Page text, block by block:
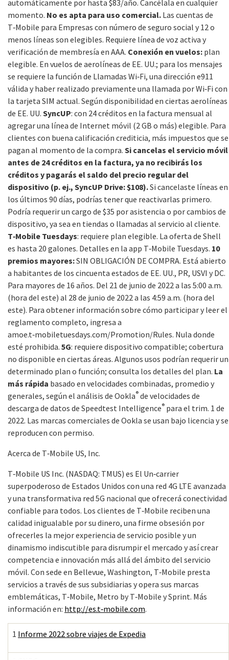
automáticamente por hasta $83/año. Cancélala en cualquier
momento. No es apta para uso comercial. Las cuentas de
T‑Mobile para Empresas con número de seguro social y 12 o
menos líneas son elegibles. Requiere línea de voz activa y
verificación de membresía en AAA. Conexión en vuelos: plan
elegible. En vuelos de aerolíneas de EE. UU.; para los mensajes
se requiere la función de Llamadas Wi‑Fi, una dirección e911
válida y haber realizado previamente una llamada por Wi‑Fi con
la tarjeta SIM actual. Según disponibilidad en ciertas aerolíneas
de EE. UU. SyncUP: con 24 créditos en la factura mensual al
agregar una línea de Internet móvil (2 GB o más) elegible. Para
clientes con buena calificación crediticia, más impuestos que se
pagan al momento de la compra. Si cancelas el servicio móvil
antes de 24 créditos en la factura, ya no recibirás los
créditos y pagarás el saldo del precio regular del
dispositivo (p. ej., SyncUP Drive: $108).Si cancelaste líneas en
los últimos 90 días, podrías tener que reactivarlas primero.
Podría requerir un cargo de $35 por asistencia o por cambios de
dispositivo, ya sea en tiendas o llamadas al servicio al cliente.
T‑Mobile Tuesdays: requiere plan elegible. La oferta de Shell
es hasta 20 galones. Detalles en la app T‑Mobile Tuesdays. 10
premios mayores:SIN OBLIGACIÓN DE COMPRA. Está abierto
a habitantes de los cincuenta estados de EE. UU., PR, USVI y DC.
Para mayores de 16 años. Del 21 de junio de 2022 a las 5:00 a.m.
(hora del este) al 28 de junio de 2022 a las 4:59 a.m. (hora del
este). Para obtener información sobre cómo participar y leer el
reglamento completo, ingresa a
amoe.t‑mobiletuesdays.com/Promotion/Rules. Nula donde
esté prohibida. 5G: requiere dispositivo compatible; cobertura
no disponible en ciertas áreas. Algunos usos podrían requerir un
determinado plan o función; consulta los detalles del plan. La
más rápida basado en velocidades combinadas, promedio y
generales, según el análisis de Ookla® de velocidades de
descarga de datos de Speedtest Intelligence® para el trim. 1 de
2022. Las marcas comerciales de Ookla se usan bajo licencia y se
reproducen con permiso.
Acerca de T‑Mobile US, Inc.
T‑Mobile US Inc. (NASDAQ: TMUS) es El Un‑carrier
superpoderoso de Estados Unidos con una red 4G LTE avanzada
y una transformativa red 5G nacional que ofrecerá conectividad
confiable para todos. Los clientes de T‑Mobile reciben una
calidad inigualable por su dinero, una firme obsesión por
ofrecerles la mejor experiencia de servicio posible y un
dinamismo indiscutible para disrumpir el mercado y así crear
competencia e innovación más allá del ámbito del servicio
móvil. Con sede en Bellevue, Washington, T‑Mobile presta
servicios a través de sus subsidiarias y opera sus marcas
emblemáticas, T‑Mobile, Metro by T‑Mobile y Sprint. Más
información en: http://es.t‑mobile.com.
1 Informe 2022 sobre viajes de Expedia